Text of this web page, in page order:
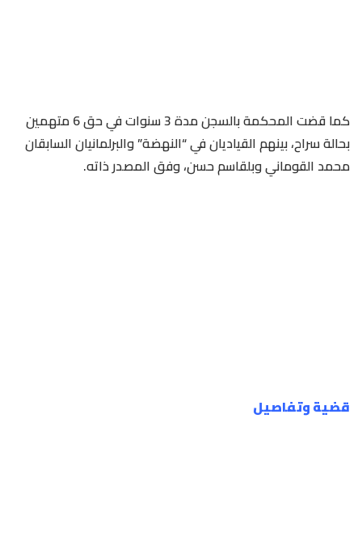
كما قضت المحكمة بالسجن مدة 3 سنوات في حق 6 متهمين
بحالة سراح، بينهم القياديان في “النهضة” والبرلمانيان السابقان
محمد القوماني وبلقاسم حسن، وفق المصدر ذاته.
قضية وتفاصيل